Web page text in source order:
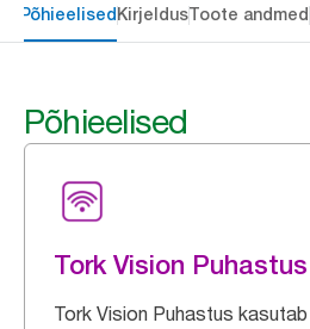
Põhieelised KirjeldusToote andmed
Põhieelised
Tork Vision
Tork Vision Puhastus